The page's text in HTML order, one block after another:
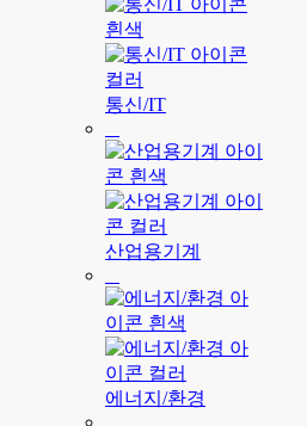
통신/IT
산업용기계
에너지/환경